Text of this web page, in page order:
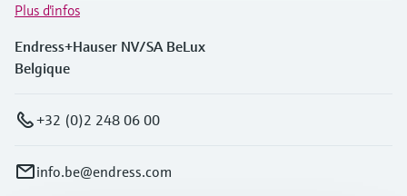
Plus d'infos
Endress+Hauser NV/SA BeLux
Belgique
+32 (0)2 248 06 00
info.be@endress.com